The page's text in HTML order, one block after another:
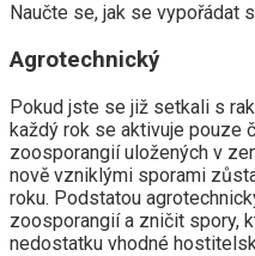
Naučte se, jak se vypořádat
Agrotechnický
Pokud jste se již setkali s
každý rok se aktivuje pouze
zoosporangií uložených v
nově vzniklými sporami
roku. Podstatou
zoosporangií a zničit spory,
nedostatku vhodné